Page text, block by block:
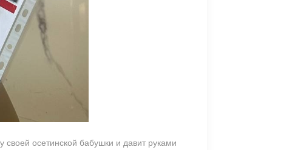
своей осетинской бабушки и давит руками